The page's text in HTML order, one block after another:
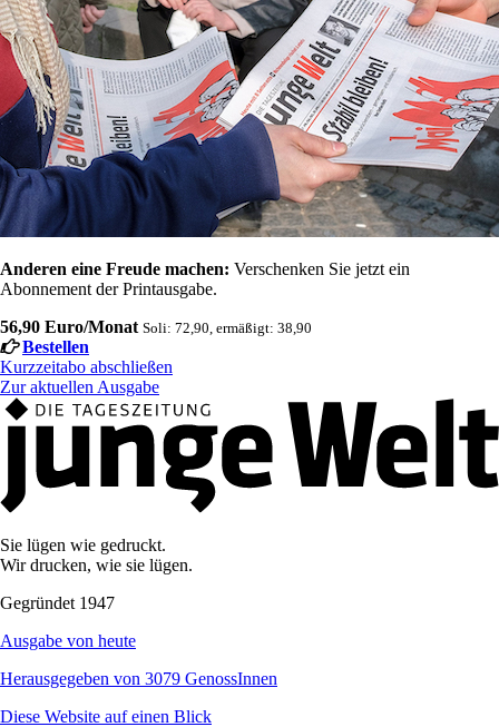
Anderen eine Freude machen: Verschenken Sie jetzt ein
Abonnement der Printausgabe.
56,90 Euro/Monat Soli: 72,90, ermäßigt: 38,90
Bestellen
Kurzzeitabo abschließen
Zur aktuellen Ausgabe
Sie lügen wie gedruckt.
Wir drucken, wie sie lügen.
Gegründet 1947
Ausgabe von heute
Herausgegeben von 3079 GenossInnen
Diese Website auf einen Blick